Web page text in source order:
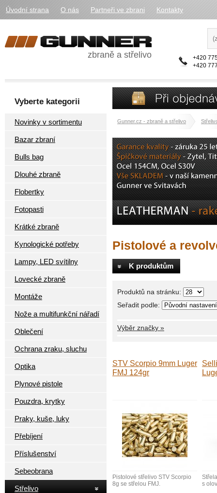
Úvodní strana O nás Partneři ve zbrani Kontakty
zbraně a střelivo
+420
+420
Vyberte kategorii
Novinky v sortimentu
Bazar zbraní
Bulls bag
Dlouhé zbraně
Flobertky
Fotopasti
Krátké zbraně
Kynologické potřeby
Lampy, LED svítilny
Lovecké zbraně
Montáže
Nože a multifunkční nářadí
Oblečení
Ochrana zraku, sluchu
Optika
Plynové pistole
Pouzdra, krytky
Praky, kuše, luky
Přebíjení
Příslušenství
Sebeobrana
Střelivo
Gunner.cz - zbraně a střelivo
Pistolové a
K produktům
Produktů na stránku:
Seřadit podle:
Výběr značky »
STV Scorpio 9mm Luger
FMJ 124gr
Pistolové střelivo STV Scorpio
8g se střelou FMJ.
s